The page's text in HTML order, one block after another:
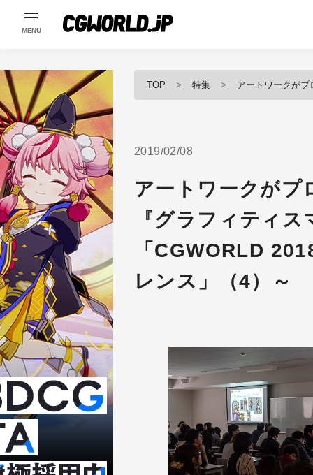
MENU
TOP 特集 アートワークがプロジェクトを救
2019/02/08
アートワークが
『グラフィティ
「CGWORLD
レンス」（4）～